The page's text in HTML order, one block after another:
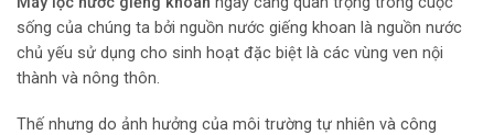
sống của chúng ta bởi nguồn nước giếng khoan là nguồn nước
chủ yếu sử dụng cho sinh hoạt đặc biệt là các vùng ven nội
thành và nông thôn.
Thế nhưng do ảnh hưởng của môi trường tự nhiên và công